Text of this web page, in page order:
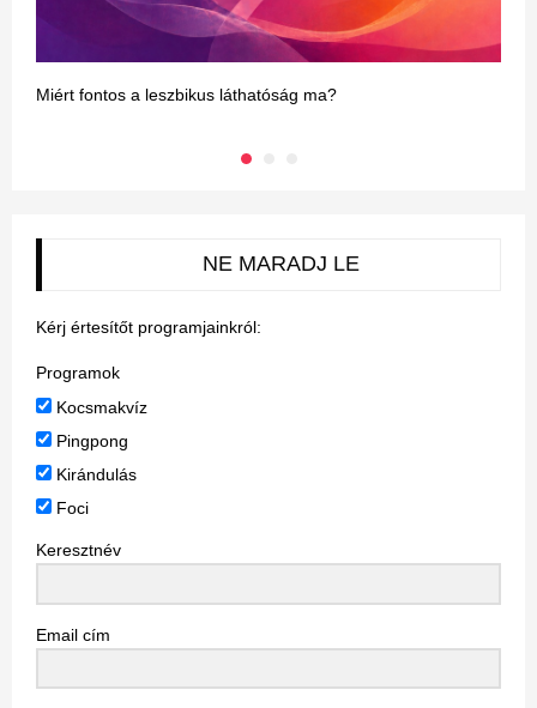
Miért fontos a leszbikus láthatóság ma?
NE MARADJ LE
Kérj értesítőt programjainkról:
Programok
Kocsmakvíz
Pingpong
Kirándulás
Foci
Keresztnév
Email cím